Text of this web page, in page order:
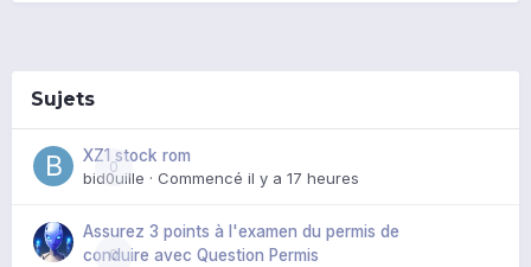
Sujets
0
XZ1 stock rom
bid0uille · Commencé il y a 17 heures
0
Assurez 3 points à l'examen du permis de
conduire avec Question Permis